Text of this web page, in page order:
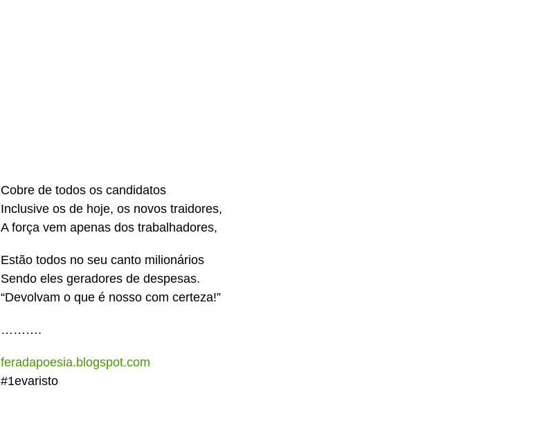
Cobre de todos os candidatos
Inclusive os de hoje, os novos traidores,
A força vem apenas dos trabalhadores,
Estão todos no seu canto milionários
Sendo eles geradores de despesas.
“Devolvam o que é nosso com certeza!”
……….
feradapoesia.blogspot.com
#1evaristo